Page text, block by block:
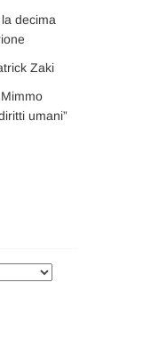
la decima
Zaki
umani”